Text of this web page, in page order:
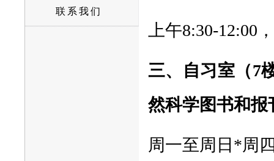
联系我们
上午8:30-12:00
三、自习室（7
然科学图书和报
周一至周日*周